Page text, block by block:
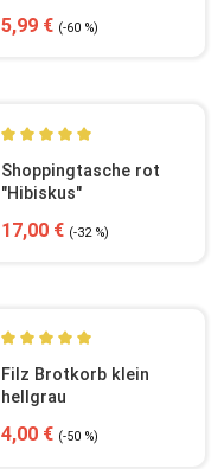
Verkaufspreis:
5,99 € Regulärer Preis:
(-60 %)
Durchschnittliche
Shoppingtasche rot
"Hibiskus"
Verkaufspreis:
17,00 € Regulärer Preis:
(-32 %)
Durchschnittliche
Filz Brotkorb klein
hellgrau
Verkaufspreis:
4,00 € Regulärer Preis:
(-50 %)